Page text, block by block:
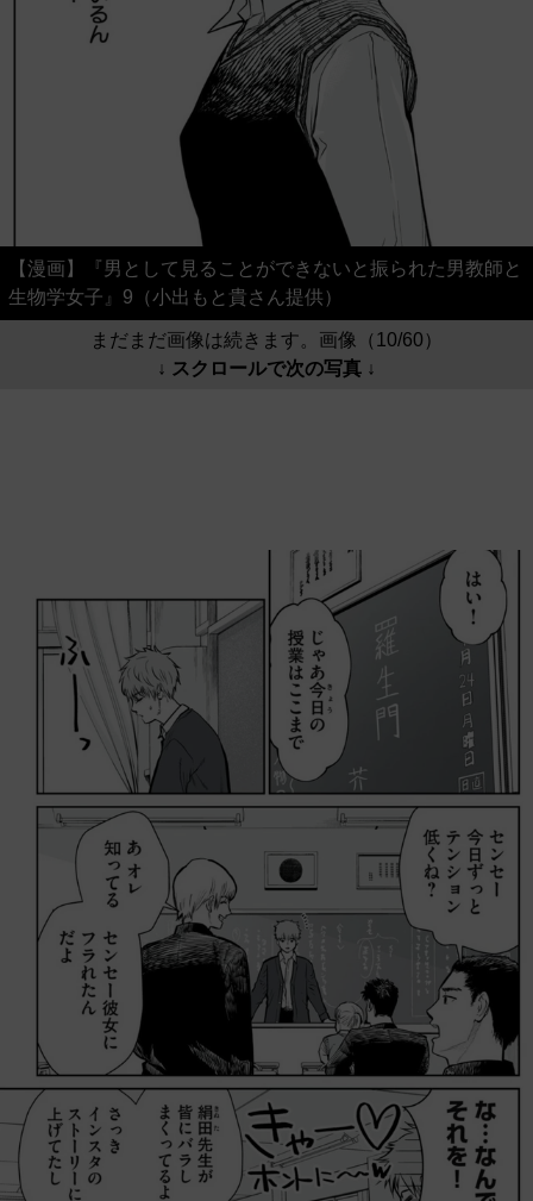
【漫画】『男として見ることができないと振られた男教師と
生物学女子』9（小出もと貴さん提供）
まだまだ画像は続きます。画像（10/60）
↓ スクロールで次の写真 ↓